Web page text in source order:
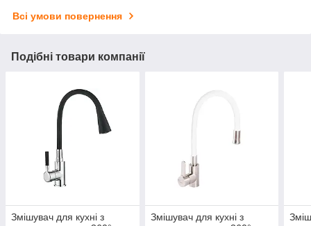
Всі умови повернення
Подібні товари компанії
Змішувач для кухні з
Змішувач для кухні з